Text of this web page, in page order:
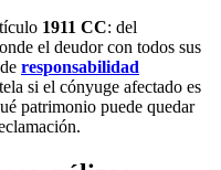
1911 CC: del
el deudor con todos sus
responsabilidad
si el cónyuge afectado es
patrimonio puede quedar